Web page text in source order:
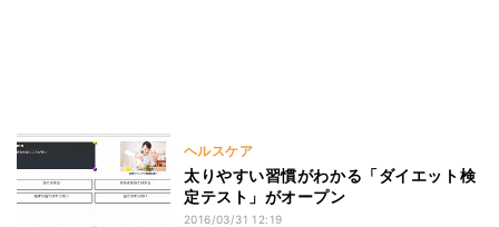
ヘルスケア
太りやすい習慣がわかる「ダイエット検
定テスト」がオープン
2016/03/31 12:19